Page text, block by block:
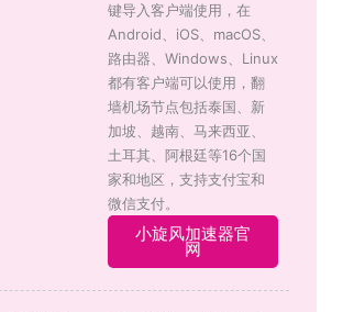
键导入客户端使用，在
Android、iOS、macOS、
路由器、Windows、Linux
都有客户端可以使用，翻
墙机场节点包括泰国、新
加坡、越南、马来西亚、
土耳其、阿根廷等16个国
家和地区，支持支付宝和
微信支付。
小旋风加速器官
网